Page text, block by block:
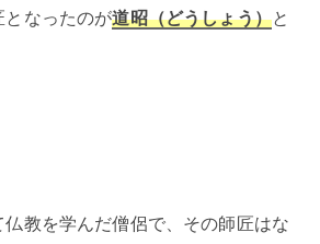
となったのが道昭（どうしょう）と
教を学んだ僧侶で、その師匠はな